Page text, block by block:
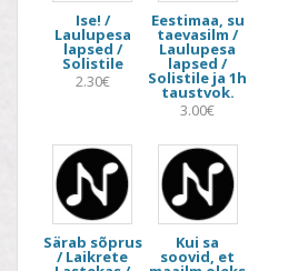
Ise! /
Laulupesa
lapsed /
Solistile
2.30€
Eestimaa, su
taevasilm /
Laulupesa
lapsed /
Solistile ja 1h
taustvok.
3.00€
Särab sõprus
/ Laikrete
Kui sa
soovid, et